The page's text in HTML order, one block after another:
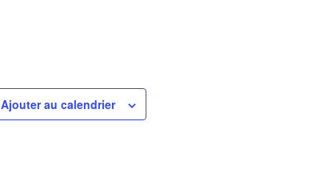
Ajouter au calendrier